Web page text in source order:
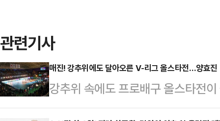
관련기사
매진! 강추위에도 달아오른 V-리그 올스타전…양효
강추위 속에도 프로배구 올스타전
‘진에어 2025-26 V-리그 올스타전